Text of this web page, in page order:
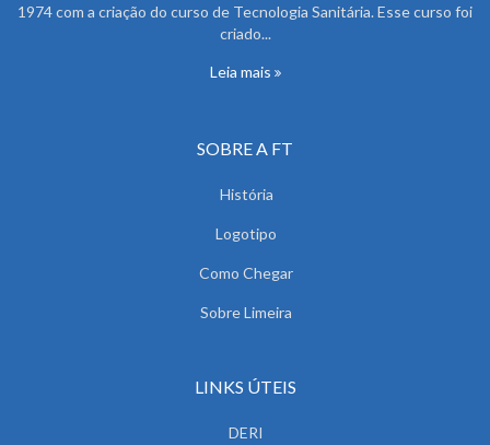
1974 com a criação do curso de Tecnologia Sanitária. Esse curso foi
criado...
Leia mais
SOBRE A FT
História
Logotipo
Como Chegar
Sobre Limeira
LINKS ÚTEIS
DERI